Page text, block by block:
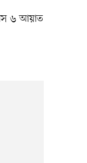
৬ আয়াত